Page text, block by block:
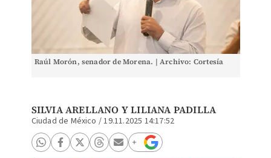
Raúl Morón, senador de Morena. | Archivo: Cortesía
SILVIA ARELLANO YLILIANA PADILLA
Ciudad de México /19.11.2025 14:17:52